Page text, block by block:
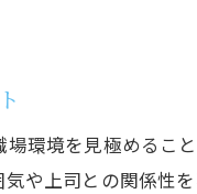
沼津土木求
キャリアパ
環境を見極めるこ
や上司との関係性